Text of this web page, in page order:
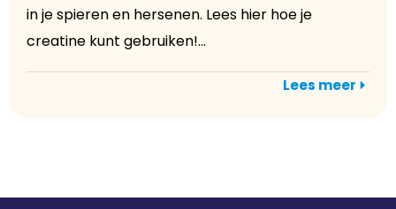
in je spieren en hersenen. Lees hier hoe je
creatine kunt gebruiken!...
Lees meer